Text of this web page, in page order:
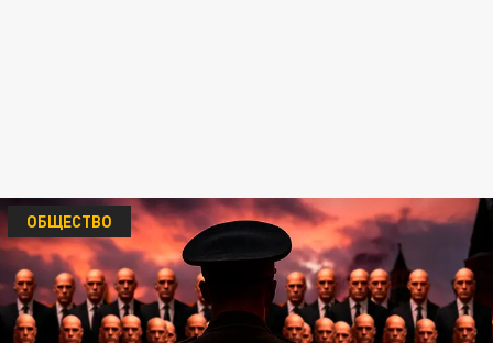
ОБЩЕСТВО